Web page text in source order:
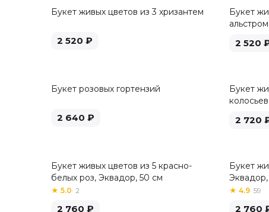
Букет живых цветов из 3 хризантем
2 520 ₽
Букет
2 520
Букет розовых гортензий
2 640 ₽
Букет
колосьев
2 720
Букет живых цветов из 5 красно-
белых роз, Эквадор, 50 см
★ 5.0· 2
2 760 ₽
Хит
Букет
★ 4.9· 59
2 760